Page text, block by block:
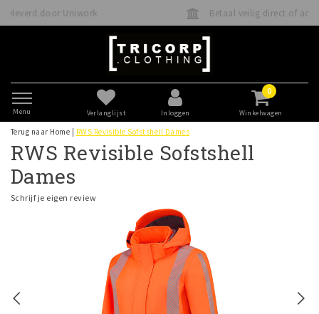
Betaal veilig direct of achteraf met Klarna
Menu Verlanglijst Inloggen
0
Winkelwagen
Terug naar Home RWS Revisible Sofstshell Dames
RWS Revisible Sofstshell
Dames
Schrijf je eigen review